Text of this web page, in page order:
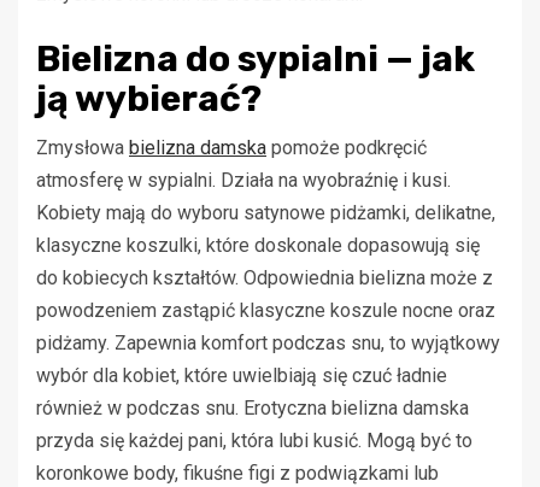
Bielizna do sypialni — jak
ją wybierać?
Zmysłowa bielizna damska pomoże podkręcić
atmosferę w sypialni. Działa na wyobraźnię i kusi.
Kobiety mają do wyboru satynowe pidżamki, delikatne,
klasyczne koszulki, które doskonale dopasowują się
do kobiecych kształtów. Odpowiednia bielizna może z
powodzeniem zastąpić klasyczne koszule nocne oraz
pidżamy. Zapewnia komfort podczas snu, to wyjątkowy
wybór dla kobiet, które uwielbiają się czuć ładnie
również w podczas snu. Erotyczna bielizna damska
przyda się każdej pani, która lubi kusić. Mogą być to
koronkowe body, fikuśne figi z podwiązkami lub